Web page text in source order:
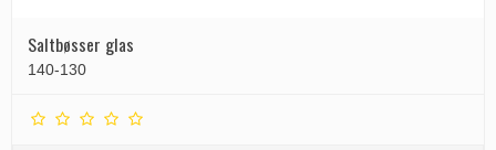
Saltbøsser glas
140-130